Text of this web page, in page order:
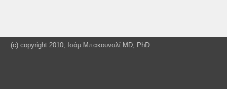
(c) copyright 2010, Ισάμ Μπακουνσλί MD, PhD